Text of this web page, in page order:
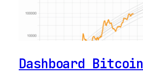
Dashboard Bitcoin